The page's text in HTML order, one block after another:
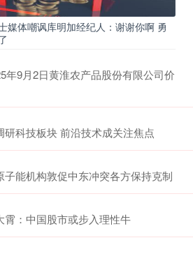
媒体嘲讽库明加经纪人：谢谢你啊 勇
年9月2日黄淮农产品股份有限公司价
科技板块 前沿技术成关注焦点
能机构敦促中东冲突各方保持克制
：中国股市或步入理性牛